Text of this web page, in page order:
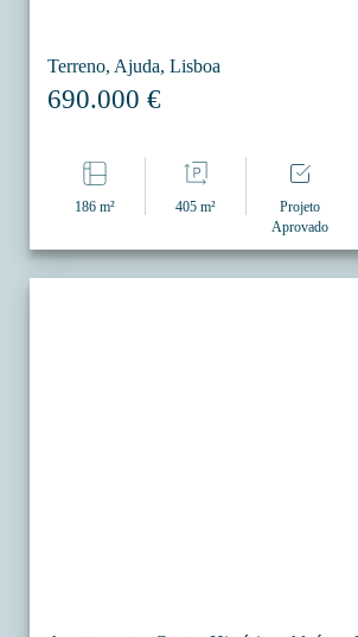
Terreno, Ajuda, Lisboa
690.000 €
186 m² 405 m²
Projeto
Aprovado